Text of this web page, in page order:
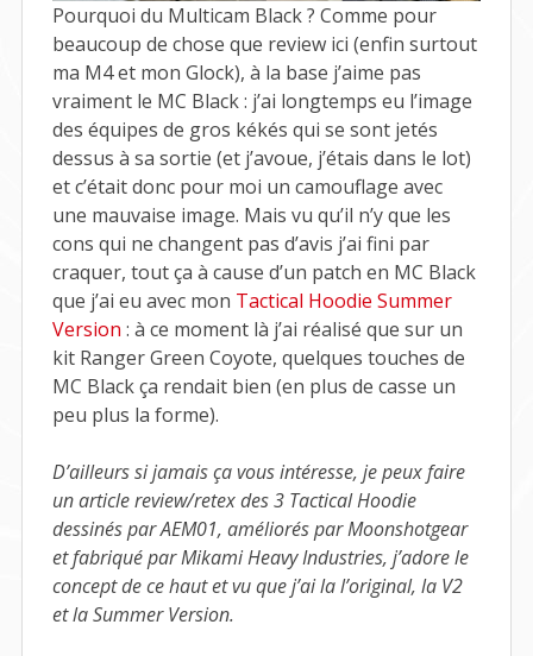
Pourquoi du Multicam Black ? Comme pour
beaucoup de chose que review ici (enfin surtout
ma M4 et mon Glock), à la base j’aime pas
vraiment le MC Black : j’ai longtemps eu l’image
des équipes de gros kékés qui se sont jetés
dessus à sa sortie (et j’avoue, j’étais dans le lot)
et c’était donc pour moi un camouflage avec
une mauvaise image. Mais vu qu’il n’y que les
cons qui ne changent pas d’avis j’ai fini par
craquer, tout ça à cause d’un patch en MC Black
que j’ai eu avec mon Tactical Hoodie Summer
Version : à ce moment là j’ai réalisé que sur un
kit Ranger Green Coyote, quelques touches de
MC Black ça rendait bien (en plus de casse un
peu plus la forme).
D’ailleurs si jamais ça vous intéresse, je peux faire
un article review/retex des 3 Tactical Hoodie
dessinés par AEM01, améliorés par Moonshotgear
et fabriqué par Mikami Heavy Industries, j’adore le
concept de ce haut et vu que j’ai la l’original, la V2
et la Summer Version.